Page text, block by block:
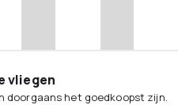
vliegen
doorgaans het goedkoopst zijn.